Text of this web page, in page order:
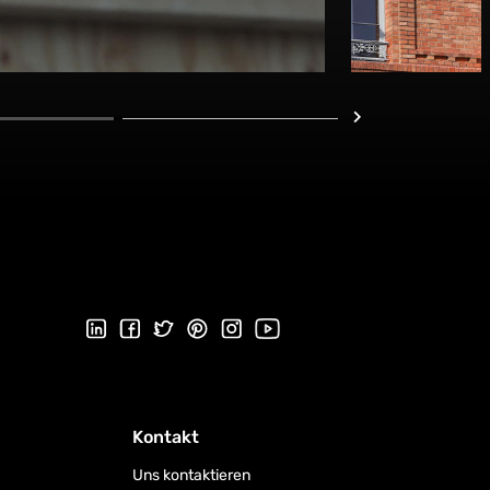
Folgen Sie uns auf LinkedIn
Folgen Sie uns auf Facebook
Folgen Sie uns auf Twitter
Folgen Sie uns auf Pinterest
Folgen Sie uns auf Instagram
Besuchen Sie unseren
Kontakt
Uns kontaktieren